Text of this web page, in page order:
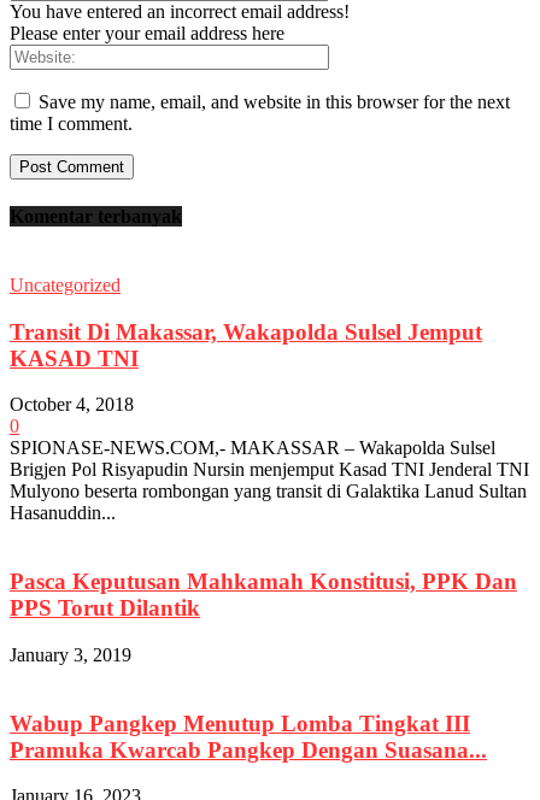
You have entered an incorrect email address!
Please enter your email address here
Save my name, email, and website in this browser for the next
time I comment.
Komentar terbanyak
Uncategorized
Transit Di Makassar, Wakapolda Sulsel Jemput
KASAD TNI
October 4, 2018
0
SPIONASE-NEWS.COM,- MAKASSAR – Wakapolda Sulsel
Brigjen Pol Risyapudin Nursin menjemput Kasad TNI Jenderal TNI
Mulyono beserta rombongan yang transit di Galaktika Lanud Sultan
Hasanuddin...
Pasca Keputusan Mahkamah Konstitusi, PPK Dan
PPS Torut Dilantik
January 3, 2019
Wabup Pangkep Menutup Lomba Tingkat III
Pramuka Kwarcab Pangkep Dengan Suasana...